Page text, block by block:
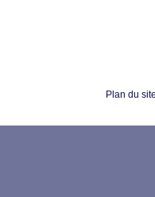
Plan du